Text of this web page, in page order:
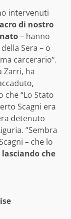
intervenuti
di nostro
– hanno
Sera – o
carcerario”.
Zarri, ha
“Lo Stato
Scagni era
detenuto
“Sembra
– che lo
lasciando che